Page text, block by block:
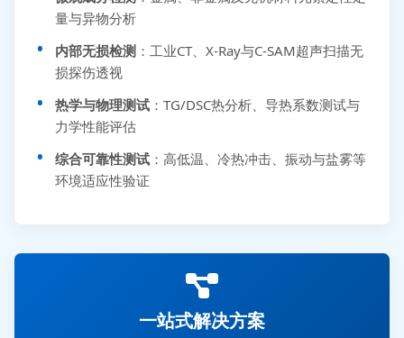
量与异物分析
内部无损检测 ：工业CT、X-Ray与C-SAM超声扫描无
损探伤透视
热学与物理测试 ：TG/DSC热分析、导热系数测试与
力学性能评估
综合可靠性测试 ：高低温、冷热冲击、振动与盐雾等
环境适应性验证
一站式解决方案